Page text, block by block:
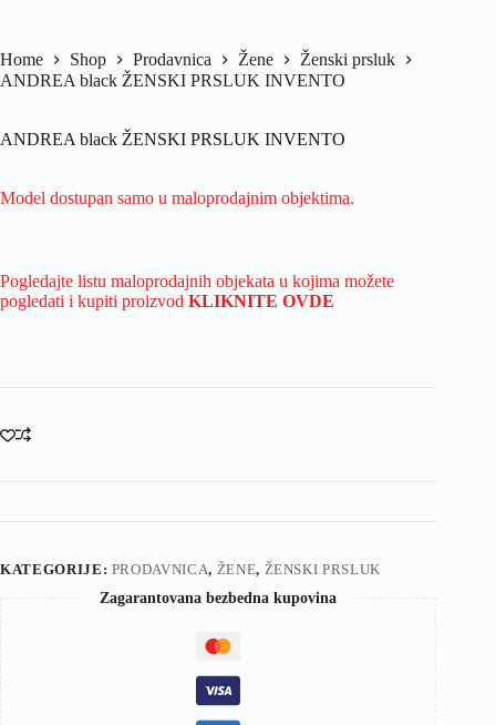
Home Shop Prodavnica Žene
Ženski prsluk
ANDREA black ŽENSKI PRSLUK INVENTO
ANDREA black ŽENSKI PRSLUK INVENTO
Model dostupan samo u maloprodajnim objektima.
Pogledajte listu maloprodajnih objekata u kojima možete
pogledati i kupiti proizvod KLIKNITE OVDE
KATEGORIJE: PRODAVNICA, ŽENE, ŽENSKI PRSLUK
Zagarantovana bezbedna kupovina